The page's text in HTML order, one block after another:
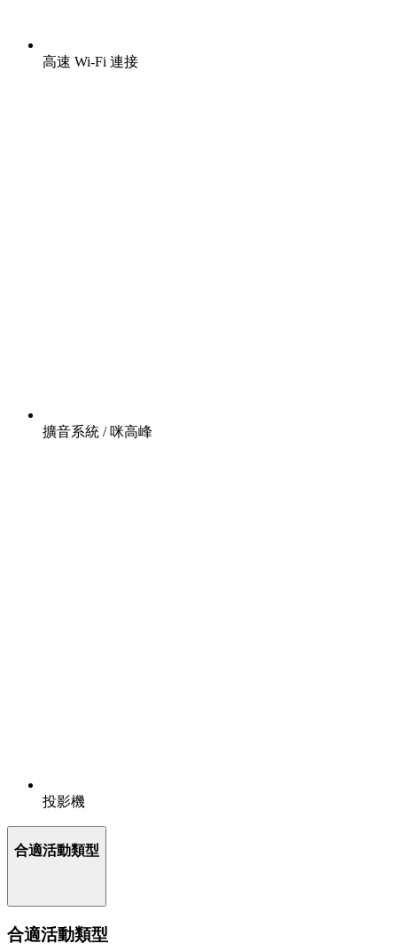
高速 Wi-Fi 連接
擴音系統 / 咪高峰
投影機
合適活動類型
合適活動類型